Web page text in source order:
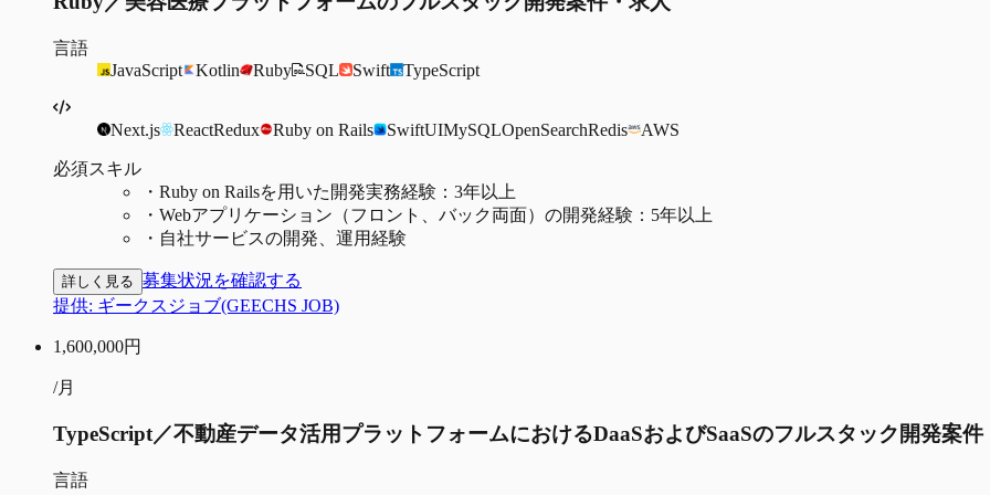
言語
JavaScript
Kotlin Ruby SQL Swift TypeScript
Next.js ReactRedux Ruby on Rails SwiftUIMySQLOpenSearchRedis AWS
必須スキル
・ Ruby on Railsを用いた開発実務経験：3年以上
・ Webアプリケーション（フロント、バック両面）の開発経験：5年以上
・ 自社サービスの開発、運用経験
詳しく見る 募集状況を確認する
提供: ギークスジョブ(GEECHS JOB)
1,600,000円
/月
TypeScript／不動産データ活用プラットフォームにおけるDaaSおよびSaaSのフルスタック開発案件
言語